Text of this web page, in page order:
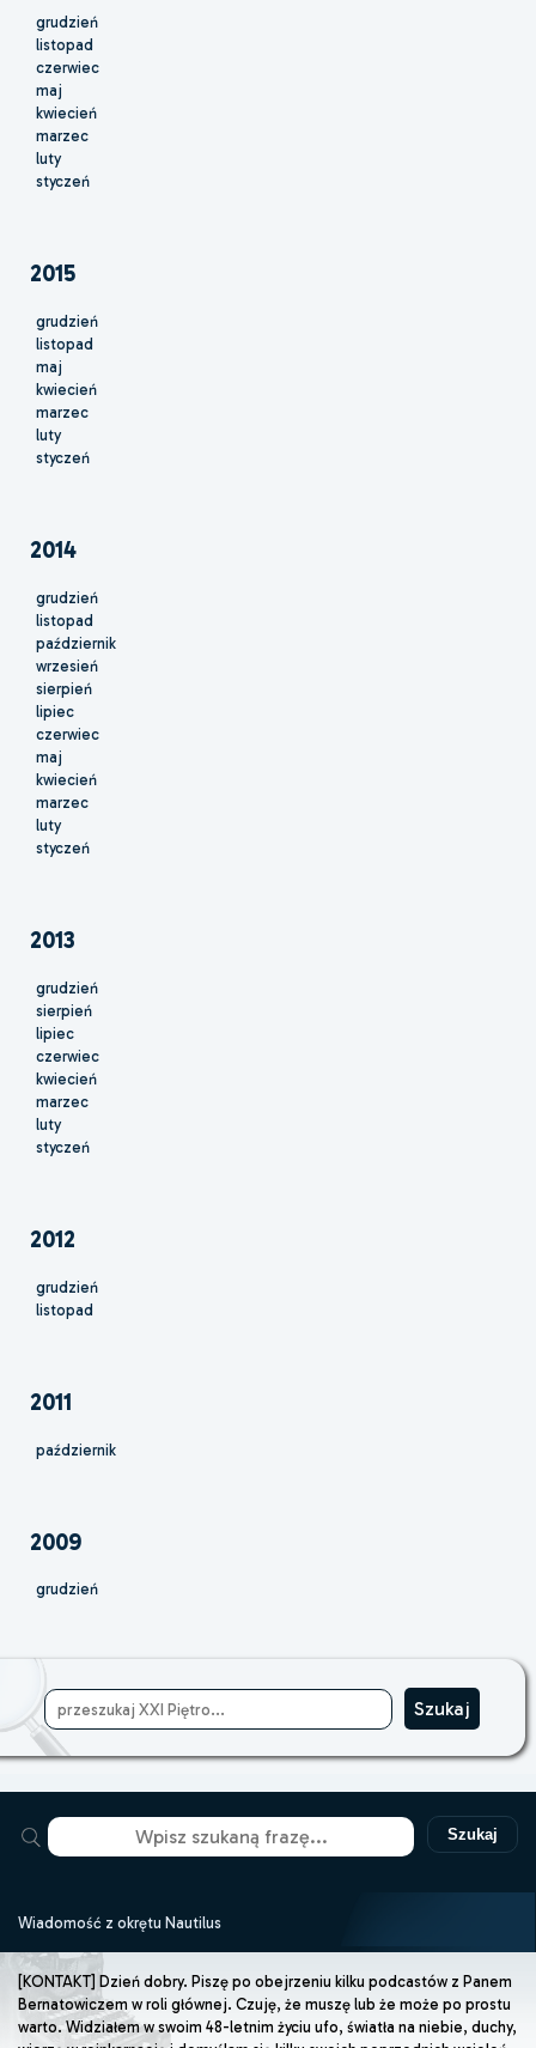
grudzień
listopad
czerwiec
maj
kwiecień
marzec
luty
styczeń
2015
grudzień
listopad
maj
kwiecień
marzec
luty
styczeń
2014
grudzień
listopad
październik
wrzesień
sierpień
lipiec
czerwiec
maj
kwiecień
marzec
luty
styczeń
2013
grudzień
sierpień
lipiec
czerwiec
kwiecień
marzec
luty
styczeń
2012
grudzień
listopad
2011
październik
2009
grudzień
Szukaj
Wiadomość z okrętu Nautilus
[KONTAKT] Dzień dobry. Piszę po obejrzeniu kilku podcastów z Panem
Bernatowiczem w roli głównej. Czuję, że muszę lub że może po prostu
warto. Widziałem w swoim 48-letnim życiu ufo, światła na niebie, duchy,